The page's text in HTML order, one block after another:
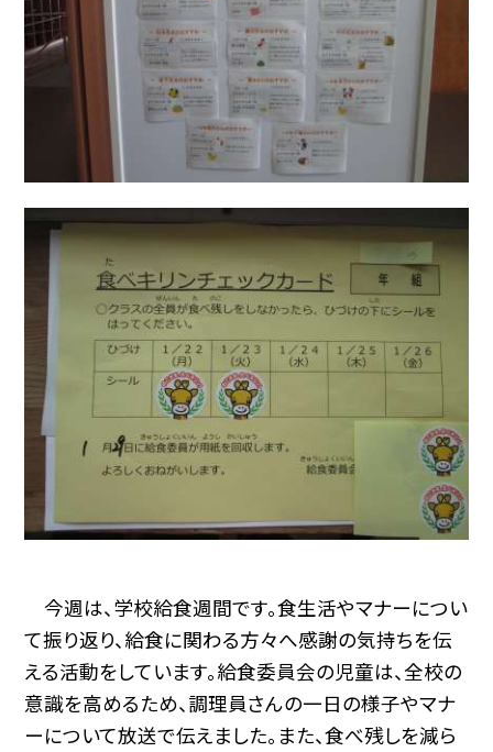
今週は、学校給食週間です。食生活やマナーについ
て振り返り、給食に関わる方々へ感謝の気持ちを伝
える活動をしています。給食委員会の児童は、全校の
意識を高めるため、調理員さんの一日の様子やマナ
ーについて放送で伝えました。また、食べ残しを減ら